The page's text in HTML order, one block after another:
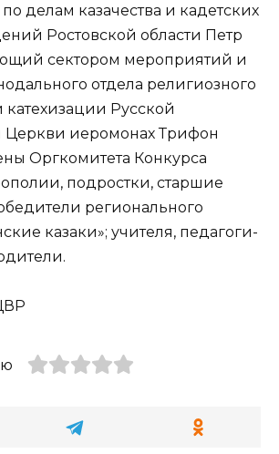
делам казачества и кадетских
Ростовской области Петр
сектором мероприятий и
отдела религиозного
катехизации Русской
Церкви иеромонах Трифон
Оргкомитета Конкурса
подростки, старшие
регионального
казаки»; учителя, педагоги-